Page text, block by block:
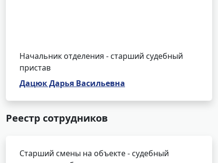
Начальник отделения - старший судебный
пристав
Дацюк Дарья Васильевна
Реестр сотрудников
Старший смены на объекте - судебный